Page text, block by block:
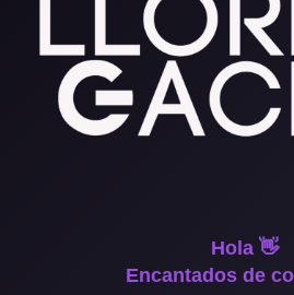
Hola 👋
Encantados de